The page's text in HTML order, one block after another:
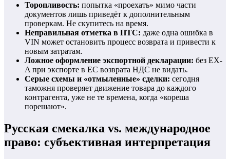
Торопливость: попытка «проехать» мимо части
документов лишь приведёт к дополнительным
проверкам. Не скупитесь на время.
Неправильная отметка в ПТС: даже одна ошибка в
VIN может остановить процесс возврата и привести к
новым затратам.
Ложное оформление экспортной декларации: без EX-
A при экспорте в ЕС возврата НДС не видать.
Серые схемы и «отмыленные» сделки: сегодня
таможня проверяет движение товара до каждого
контрагента, уже не те времена, когда «кореша
порешают».
Русская смекалка vs. международное
право: субъективная интерпретация